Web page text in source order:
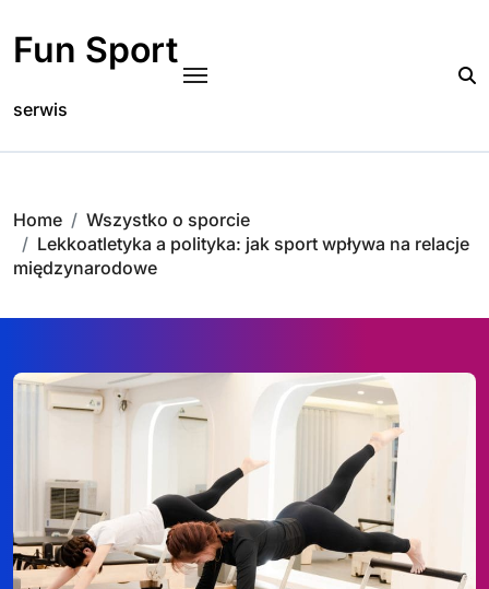
content
Fun Sport
serwis
Home
Wszystko o sporcie
Lekkoatletyka a polityka: jak sport wpływa na relacje
międzynarodowe